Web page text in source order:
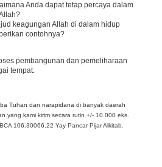
Anda dapat tetap percaya dalam
keagungan Allah di dalam hidup
contohnya?
pembangunan dan pemeliharaan
tempat.
Tuhan dan narapidana di banyak daerah
yang kami kirim secara rutin +/- 10.000 eks.
106.30066.22 Yay Pancar Pijar Alkitab.